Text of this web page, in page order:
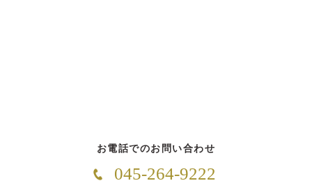
お電話でのお問い合わせ
045-264-9222